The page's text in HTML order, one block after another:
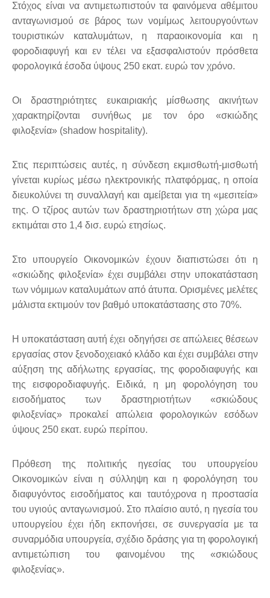
Στόχος είναι να αντιμετωπιστούν τα φαινόμενα αθέμιτου
ανταγωνισμού σε βάρος των νομίμως λειτουργούντων
τουριστικών καταλυμάτων, η παραοικονομία και η
φοροδιαφυγή και εν τέλει να εξασφαλιστούν πρόσθετα
φορολογικά έσοδα ύψους 250 εκατ. ευρώ τον χρόνο.
Οι δραστηριότητες ευκαιριακής μίσθωσης ακινήτων
χαρακτηρίζονται συνήθως με τον όρο «σκιώδης
φιλοξενία» (shadow hospitality).
Στις περιπτώσεις αυτές, η σύνδεση εκμισθωτή-μισθωτή
γίνεται κυρίως μέσω ηλεκτρονικής πλατφόρμας, η οποία
διευκολύνει τη συναλλαγή και αμείβεται για τη «μεσιτεία»
της. Ο τζίρος αυτών των δραστηριοτήτων στη χώρα μας
εκτιμάται στο 1,4 δισ. ευρώ ετησίως.
Στο υπουργείο Οικονομικών έχουν διαπιστώσει ότι η
«σκιώδης φιλοξενία» έχει συμβάλει στην υποκατάσταση
των νόμιμων καταλυμάτων από άτυπα. Ορισμένες μελέτες
μάλιστα εκτιμούν τον βαθμό υποκατάστασης στο 70%.
Η υποκατάσταση αυτή έχει οδηγήσει σε απώλειες θέσεων
εργασίας στον ξενοδοχειακό κλάδο και έχει συμβάλει στην
αύξηση της αδήλωτης εργασίας, της φοροδιαφυγής και
της εισφοροδιαφυγής. Ειδικά, η μη φορολόγηση του
εισοδήματος των δραστηριοτήτων «σκιώδους
φιλοξενίας» προκαλεί απώλεια φορολογικών εσόδων
ύψους 250 εκατ. ευρώ περίπου.
Πρόθεση της πολιτικής ηγεσίας του υπουργείου
Οικονομικών είναι η σύλληψη και η φορολόγηση του
διαφυγόντος εισοδήματος και ταυτόχρονα η προστασία
του υγιούς ανταγωνισμού. Στο πλαίσιο αυτό, η ηγεσία του
υπουργείου έχει ήδη εκπονήσει, σε συνεργασία με τα
συναρμόδια υπουργεία, σχέδιο δράσης για τη φορολογική
αντιμετώπιση του φαινομένου της «σκιώδους
φιλοξενίας».